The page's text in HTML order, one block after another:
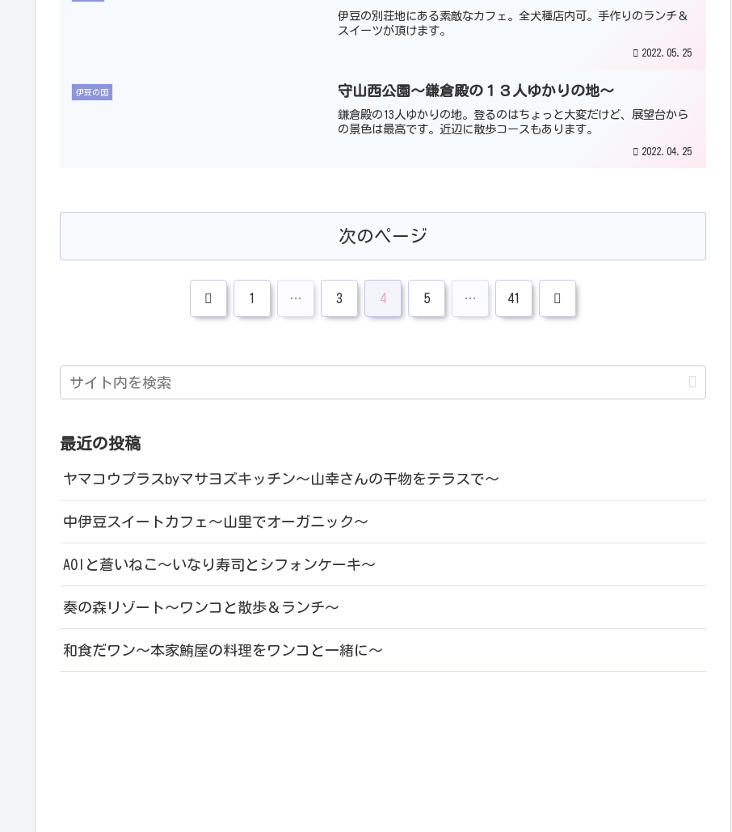
伊豆の別荘地にある素敵なカフェ。全犬種店内可。手作りのランチ＆
スイーツが頂けます。
2022.05.25
伊豆の国 守山西公園～鎌倉殿の１３人ゆかりの地～
鎌倉殿の13人ゆかりの地。登るのはちょっと大変だけど、展望台から
の景色は最高です。近辺に散歩コースもあります。
2022.04.25
次のページ
前 1 … 3 4 5 … 41 次
最近の投稿
ヤマコウプラスbyマサヨズキッチン～山幸さんの干物をテラスで～
中伊豆スイートカフェ～山里でオーガニック～
AOIと蒼いねこ～いなり寿司とシフォンケーキ～
奏の森リゾート～ワンコと散歩＆ランチ～
和食だワン～本家鮪屋の料理をワンコと一緒に～